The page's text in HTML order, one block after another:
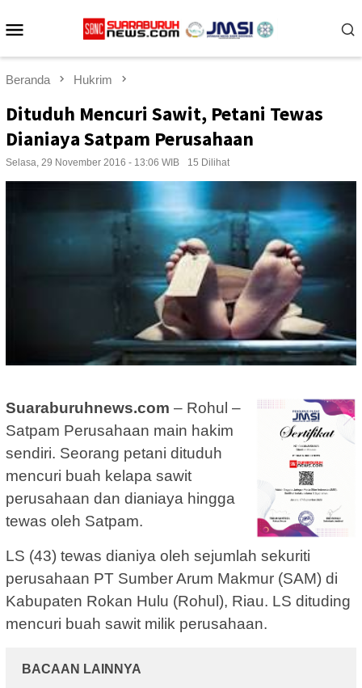
ke
Beranda Hukrim
Dituduh Mencuri Sawit, Petani Tewas
Dianiaya Satpam Perusahaan
Selasa, 29 November 2016 - 13:06 WIB 15 Dilihat
Suaraburuhnews.com – Rohul –
Satpam Perusahaan main hakim
sendiri. Seorang petani dituduh
mencuri buah kelapa sawit
perusahaan dan dianiaya hingga
tewas oleh Satpam.
LS (43) tewas dianiya oleh sejumlah sekuriti
perusahaan PT Sumber Arum Makmur (SAM) di
Kabupaten Rokan Hulu (Rohul), Riau. LS dituding
mencuri buah sawit milik perusahaan.
BACAAN LAINNYA